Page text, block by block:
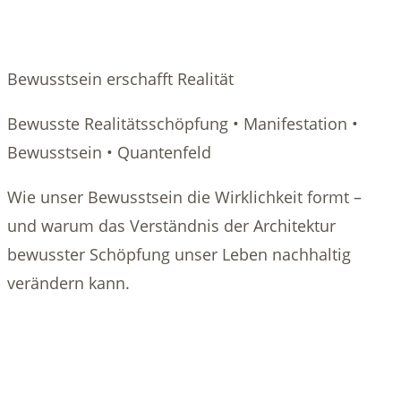
Bewusstsein erschafft Realität
Bewusste Realitätsschöpfung • Manifestation •
Bewusstsein • Quantenfeld
Wie unser Bewusstsein die Wirklichkeit formt –
und warum das Verständnis der Architektur
bewusster Schöpfung unser Leben nachhaltig
verändern kann.